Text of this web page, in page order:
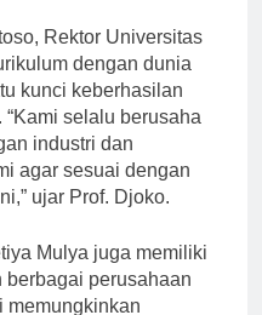
Rektor Universitas
dengan dunia
kunci keberhasilan
selalu berusaha
industri dan
agar sesuai dengan
Mulya juga memiliki
perusahaan